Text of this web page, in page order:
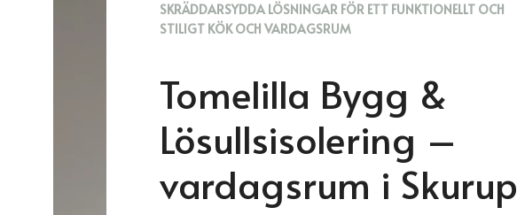
SKRÄDDARSYDDA LÖSNINGAR FÖR ETT FUNKTIONELLT OCH
STILIGT KÖK OCH VARDAGSRUM
Tomelilla Bygg &
Lösullsisolering –
vardagsrum i Skurup